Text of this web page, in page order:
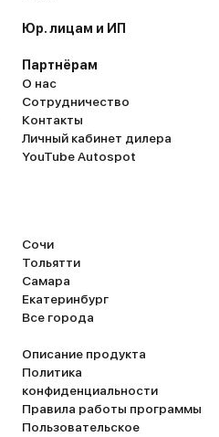
Юр. лицам и ИП
Партнёрам
О нас
Сотрудничество
Контакты
Личный кабинет дилера
YouTube Autospot
Сочи
Тольятти
Самара
Екатеринбург
Все города
Описание продукта
Политика
конфиденциальности
Правила работы программы
Пользовательское